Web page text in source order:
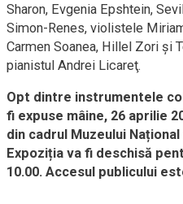
Sharon, Evgenia Epshtein,
Simon-Renes, violistele
Carmen Soanea, Hillel Zori şi
pianistul Andrei Licareţ.
Opt dintre instrumentele
fi expuse mâine, 26 aprilie
din cadrul Muzeului
Expoziția va fi deschisă
10.00. Accesul publicului